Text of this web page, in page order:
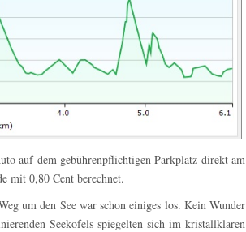
auf dem gebührenpflichtigen Parkplatz direkt am
mit 0,80 Cent berechnet.
um den See war schon einiges los. Kein Wunder
Seekofels spiegelten sich im kristallklaren